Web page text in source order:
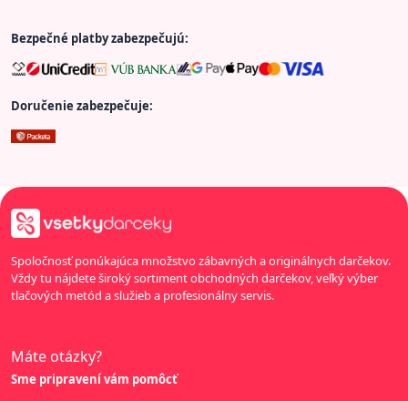
Bezpečné platby zabezpečujú:
Doručenie zabezpečuje:
Spoločnosť ponúkajúca množstvo zábavných a originálnych darčekov.
Vždy tu nájdete široký sortiment obchodných darčekov, veľký výber
tlačových metód a služieb a profesionálny servis.
Máte otázky?
Sme pripravení vám pomôcť